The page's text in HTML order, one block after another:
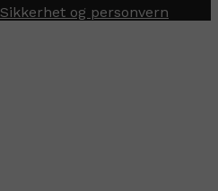
Sikkerhet og personvern